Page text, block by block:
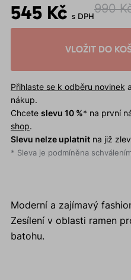
545 Kč s DPH
990
VLOŽIT DO
Přihlaste se k odběru novinek
nákup.
Chcete slevu 10 %* na první
shop.
Slevu nelze uplatnitna již
* Sleva je podmíněna
Moderní a zajímavý
Zesílení v oblasti ramen
batohu.